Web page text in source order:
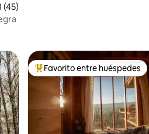
promedio: 4,98 de 5. 45
(45)
Negra
Favorito entre los huéspedes
Favorito entre huéspedes